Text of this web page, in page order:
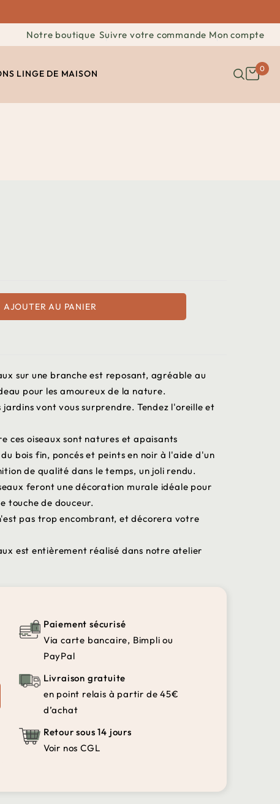
Notre boutique Suivre votre commande Mon compte
LINGE DE MAISON 0
AJOUTER AU PANIER
sur une branche est reposant, agréable au
pour les amoureux de la nature.
jardins vont vous surprendre. Tendez l'oreille et
ces oiseaux sont natures et apaisants
bois fin, poncés et peints en noir à l'aide d'un
de qualité dans le temps, un joli rendu.
feront une décoration murale idéale pour
touche de douceur.
pas trop encombrant, et décorera votre
est entièrement réalisé dans notre atelier
Paiement sécurisé
Via carte bancaire, Bimpli ou
PayPal
Livraison gratuite
en point relais à partir de 45€
d’achat
Retour sous 14 jours
Voir nos CGL